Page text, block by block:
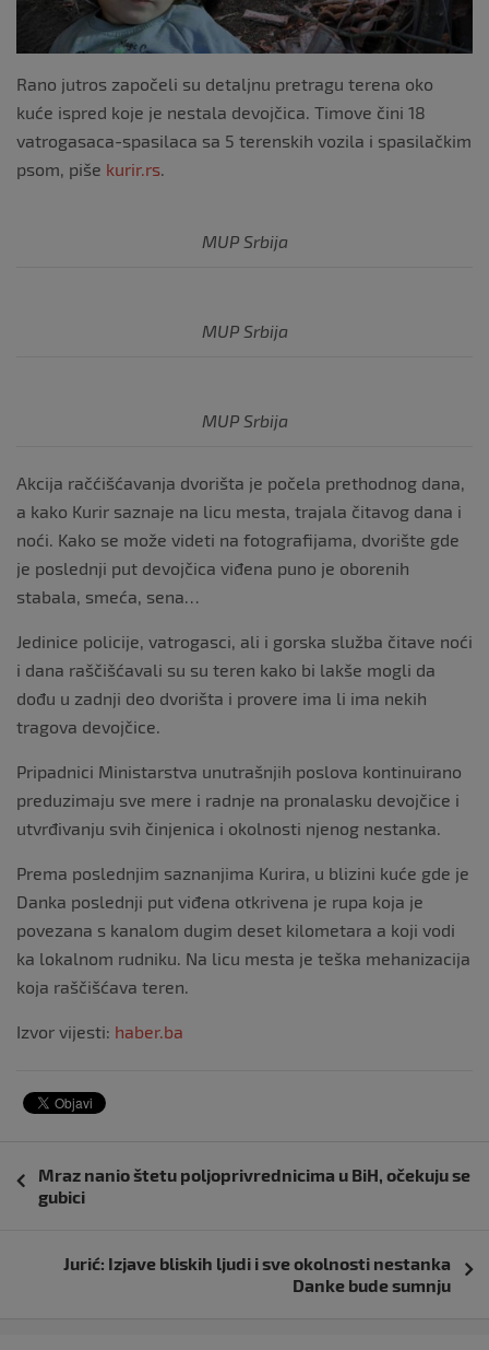
Rano jutros započeli su detaljnu pretragu terena oko
kuće ispred koje je nestala devojčica. Timove čini 18
vatrogasaca-spasilaca sa 5 terenskih vozila i spasilačkim
psom, piše kurir.rs
MUP Srbija
MUP Srbija
MUP Srbija
Akcija račćišćavanja dvorišta je počela prethodnog dana,
a kako Kurir saznaje na licu mesta, trajala čitavog dana i
noći. Kako se može videti na fotografijama, dvorište gde
je poslednji put devojčica viđena puno je oborenih
stabala, smeća, sena…
Jedinice policije, vatrogasci, ali i gorska služba čitave noći
i dana raščišćavali su su teren kako bi lakše mogli da
dođu u zadnji deo dvorišta i provere ima li ima nekih
tragova devojčice.
Pripadnici Ministarstva unutrašnjih poslova kontinuirano
preduzimaju sve mere i radnje na pronalasku devojčice i
utvrđivanju svih činjenica i okolnosti njenog nestanka.
Prema poslednjim saznanjima Kurira, u blizini kuće gde je
Danka poslednji put viđena otkrivena je rupa koja je
povezana s kanalom dugim deset kilometara a koji vodi
ka lokalnom rudniku. Na licu mesta je teška mehanizacija
koja raščišćava teren.
Izvor vijesti: haber.ba
objava
Mraz nanio štetu poljoprivrednicima u BiH, očekuju se
gubici
Jurić: Izjave bliskih ljudi i sve okolnosti nestanka
Danke bude sumnju